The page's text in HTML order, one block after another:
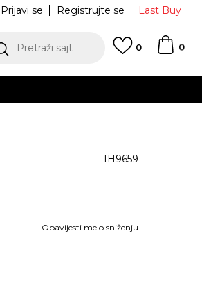
Last Buy
Prijavi se Registrujte se
Pretraži sajt 0
0
IH9659
Obavijesti me o sniženju